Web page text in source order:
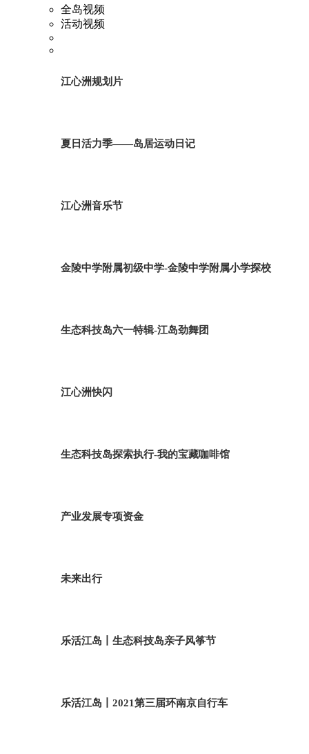
全岛视频
活动视频
江心洲规划片
夏日活力季——岛居运动日记
江心洲音乐节
金陵中学附属初级中学-金陵中学附属小学探校
生态科技岛六一特辑-江岛劲舞团
江心洲快闪
生态科技岛探索执行-我的宝藏咖啡馆
产业发展专项资金
未来出行
乐活江岛丨生态科技岛亲子风筝节
乐活江岛丨2021第三届环南京自行车